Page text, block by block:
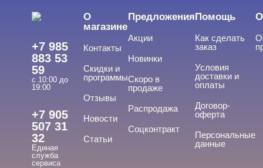
+7 985
883 53
59
с 10:00 до
19:00
+7 905
507 31
32
Единая
служба
сервиса
О
магазине
Контакты
Скидки и
программы
Отзывы
Новости
Статьи
Предложения
Акции
Новинки
Скоро в
продаже
Распродажа
Соцконтракт
Помощь
Как сделать
заказ
Условия
доставки и
оплаты
Договор-
оферта
Персональные
данные